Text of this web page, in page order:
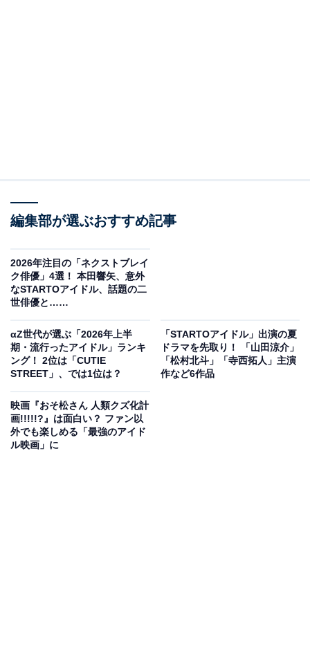
2位にランクインしたのは、川尻蓮さんです。ハイトー
ンカラーのヘアスタイルが特徴で、モノトーンベースの
高く、グループのダンスリーダーを務め、楽曲によって
は振り付けを担当することもあります。
ルズコレクション 2026 SPRING/SUMMER」では、ラン
ウェイにサプライズ登場。エレガントな衣装を着こな
し、話題を呼びました。
回答者からは「私服がオシャレだと思うからです」（40
代男性／東京都）、「個性的なスタイルを自分のものに
し、常に洗練されているか」（20代女性／長崎県）、
編集部が選ぶおすすめ記事
2026年注目の「ネクストブレイ
ク俳優」4選！ 本田響矢、意外
なSTARTOアイドル、話題の二
世俳優と……
αZ世代が選ぶ「2026年上半
期・流行ったアイドル」ランキ
ング！ 2位は「CUTIE
STREET」、では1位は？
「STARTOアイドル」出演の夏
ドラマを先取り！ 「山田涼介」
「松村北斗」「寺西拓人」主演
作など6作品
映画『おそ松さん 人類クズ化計
画!!!!!?』は面白い？ ファン以
外でも楽しめる「最強のアイド
ル映画」に